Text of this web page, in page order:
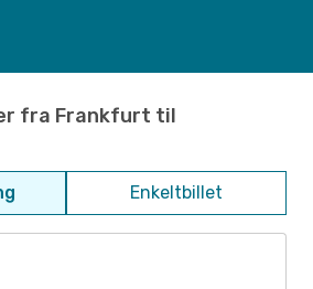
fra Frankfurt til
Enkeltbillet